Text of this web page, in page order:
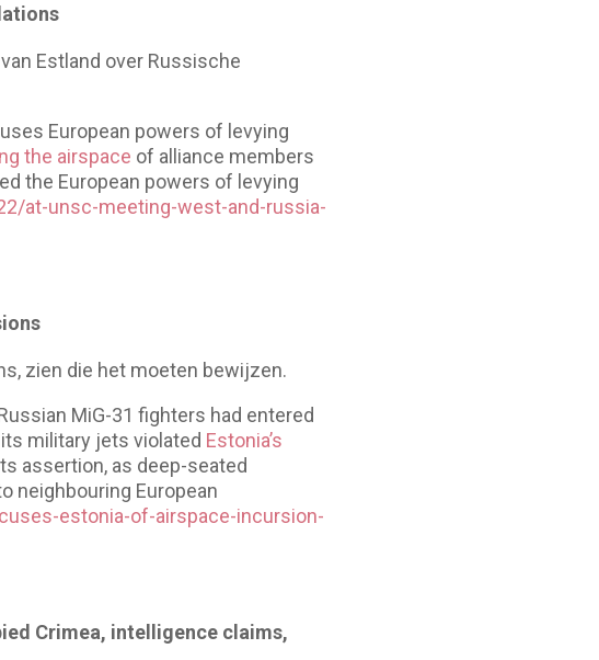
Estland over Russische
European powers of levying
the airspace of alliance members
the European powers of levying
at-unsc-meeting-west-and-russia-
zien die het moeten bewijzen.
MiG-31 fighters had entered
military jets violated Estonia’s
assertion, as deep-seated
neighbouring European
estonia-of-airspace-incursion-
Crimea, intelligence claims,